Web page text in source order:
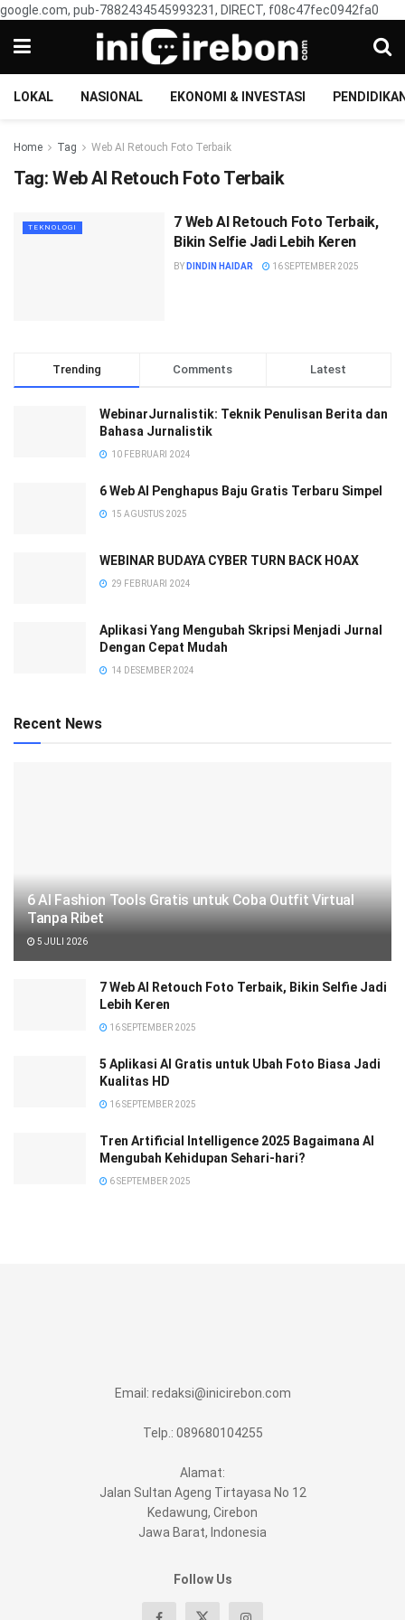
google.com, pub-7882434545993231, DIRECT, f08c47fec0942fa0
LOKAL NASIONAL EKONOMI & INVESTASI
Home Tag Web AI Retouch Foto Terbaik
Tag: Web AI Retouch Foto Terbaik
TEKNOLOGI
7 Web AI Retouch Foto Terbaik,
Bikin Selfie Jadi Lebih Keren
BY DINDIN HAIDAR 16 SEPTEMBER 2025
Trending Comments Latest
WebinarJurnalistik: Teknik Penulisan Berita dan
Bahasa Jurnalistik
10 FEBRUARI 2024
6 Web AI Penghapus Baju Gratis Terbaru Simpel
15 AGUSTUS 2025
WEBINAR BUDAYA CYBER TURN BACK HOAX
29 FEBRUARI 2024
Aplikasi Yang Mengubah Skripsi Menjadi Jurnal
Dengan Cepat Mudah
14 DESEMBER 2024
Recent News
6 AI Fashion Tools Gratis untuk Coba Outfit Virtual
Tanpa Ribet
5 JULI 2026
7 Web AI Retouch Foto Terbaik, Bikin Selfie Jadi
Lebih Keren
16 SEPTEMBER 2025
5 Aplikasi AI Gratis untuk Ubah Foto Biasa Jadi
Kualitas HD
16 SEPTEMBER 2025
Tren Artificial Intelligence 2025 Bagaimana AI
Mengubah Kehidupan Sehari-hari?
6 SEPTEMBER 2025
Email: redaksi@inicirebon.com
Telp.: 089680104255
Alamat:
Jalan Sultan Ageng Tirtayasa No 12
Kedawung, Cirebon
Jawa Barat, Indonesia
Follow Us